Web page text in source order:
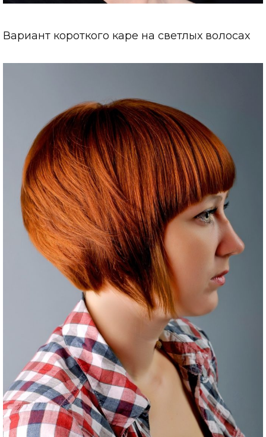
Вариант короткого каре на светлых волосах